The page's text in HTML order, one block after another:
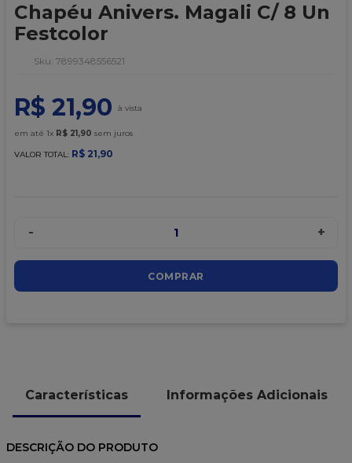
Chapéu Anivers. Magali C/ 8 Un
Festcolor
: 7899348556521
R$ 21,90
em até 1x R$ 21 ,90 sem juros
VALOR TOTAL: R$ 21,90
- 1 +
COMPRAR
Características Informações Adicionais
DESCRIÇÃO DO PRODUTO